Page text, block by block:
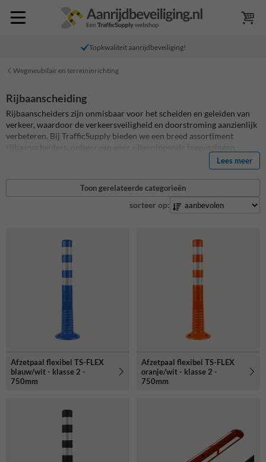
Topkwaliteit aanrijdbeveiliging!
Wegmeubilair en terreininrichting
Rijbaanscheiding
Rijbaanscheiders zijn onmisbaar voor het scheiden en geleiden van
verkeer, waardoor de verkeersveiligheid en doorstroming aanzienlijk
verbeteren. Bij TrafficSupply bieden we een breed assortiment
rijbaanscheiders, ontworpen voor uiteenlopende toepassingen.
Gemaakt van duurzame materialen zoals rubber, gerecycled PVC en
kunststof, combineren onze producten functionaliteit met een lange
levensduur.
Lees meer
Toon gerelateerde categorieën
sorteer op:
Afzetpaal flexibel TS-FLEX
blauw/wit - klasse 2 -
750mm
Afzetpaal flexibel TS-FLEX
oranje/wit - klasse 2 -
750mm